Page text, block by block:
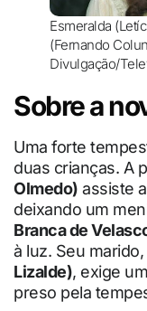
Esmeralda
(Fernando
Divulgação/
Sobre a
Uma forte
duas crianças. A
Olmedo) assiste
deixando um
Branca de
à luz. Seu marido,
Lizalde), exige
preso pela